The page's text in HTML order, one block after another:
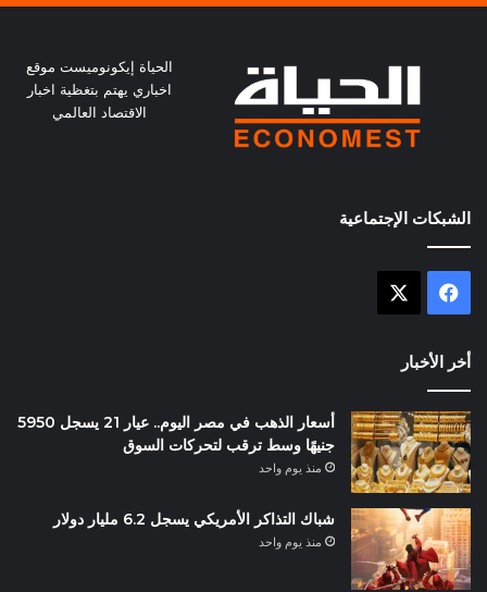
الحياة إيكونوميست موقع
اخباري يهتم بتغظية اخبار
الاقتصاد العالمي
الشبكات الإجتماعية
فيسبوك
أخر الأخبار
أسعار الذهب في مصر اليوم.. عيار 21 يسجل 5950
جنيهًا وسط ترقب لتحركات السوق
منذ يوم واحد
شباك التذاكر الأمريكي يسجل 6.2 مليار دولار
منذ يوم واحد